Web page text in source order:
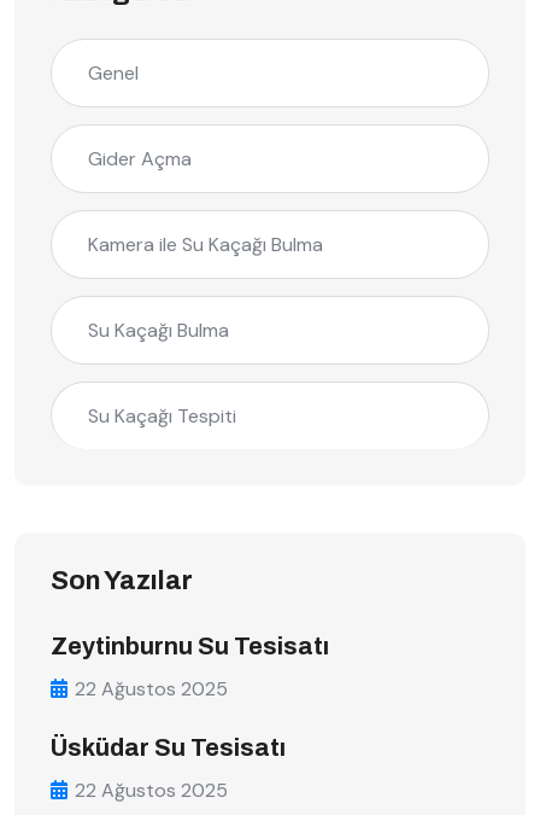
Genel
Gider Açma
Kamera ile Su Kaçağı Bulma
Su Kaçağı Bulma
Su Kaçağı Tespiti
Son Yazılar
Zeytinburnu Su Tesisatı
22 Ağustos 2025
Üsküdar Su Tesisatı
22 Ağustos 2025